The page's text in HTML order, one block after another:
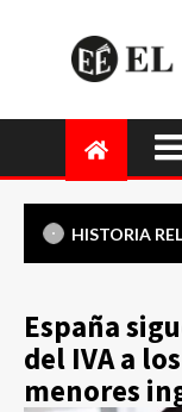
HISTORIA
España
del IVA a
menores